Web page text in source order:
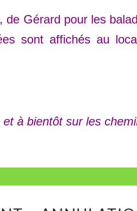
de Gérard pour les
sont affichés au
à bientôt sur les